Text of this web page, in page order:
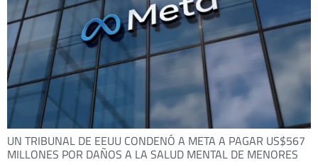
UN TRIBUNAL DE EEUU CONDENÓ A META A PAGAR US$567
MILLONES POR DAÑOS A LA SALUD MENTAL DE MENORES